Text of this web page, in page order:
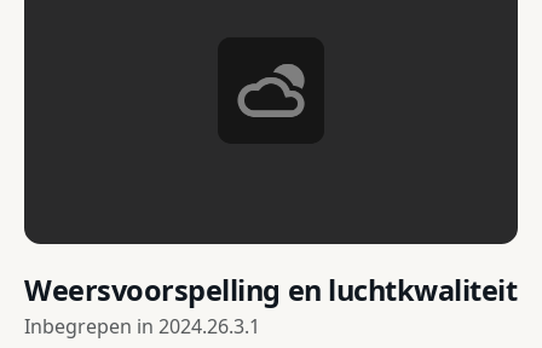
Weersvoorspelling en luchtkwaliteit
Inbegrepen in 2024.26.3.1